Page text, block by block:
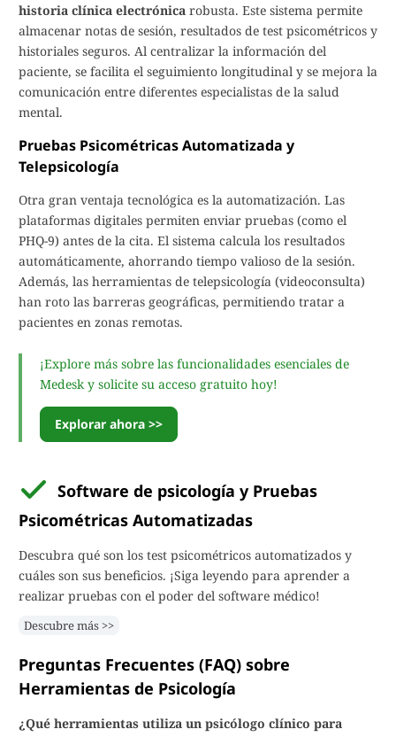
historia clínica electrónica robusta. Este sistema permite
almacenar notas de sesión, resultados de test psicométricos y
historiales seguros. Al centralizar la información del
paciente, se facilita el seguimiento longitudinal y se mejora la
comunicación entre diferentes especialistas de la salud
mental.
Pruebas Psicométricas Automatizada y
Telepsicología
Otra gran ventaja tecnológica es la automatización. Las
plataformas digitales permiten enviar pruebas (como el
PHQ-9) antes de la cita. El sistema calcula los resultados
automáticamente, ahorrando tiempo valioso de la sesión.
Además, las herramientas de telepsicología (videoconsulta)
han roto las barreras geográficas, permitiendo tratar a
pacientes en zonas remotas.
¡Explore más sobre las funcionalidades esenciales de
Medesk y solicite su acceso gratuito hoy!
Explorar ahora >>
Software de psicología y Pruebas
Psicométricas Automatizadas
Descubra qué son los test psicométricos automatizados y
cuáles son sus beneficios. ¡Siga leyendo para aprender a
realizar pruebas con el poder del software médico!
Descubre más >>
Preguntas Frecuentes (FAQ) sobre
Herramientas de Psicología
¿Qué herramientas utiliza un psicólogo clínico para